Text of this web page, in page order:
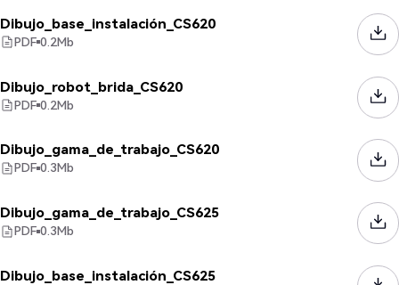
Dibujo_base_instalación_CS620
PDF 0.2Mb
Dibujo_robot_brida_CS620
PDF 0.2Mb
Dibujo_gama_de_trabajo_CS620
PDF 0.3Mb
Dibujo_gama_de_trabajo_CS625
PDF 0.3Mb
Dibujo_base_instalación_CS625